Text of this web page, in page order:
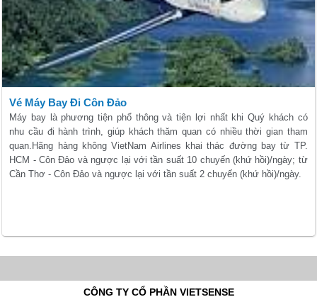
Vé Máy Bay Đi Côn Đảo
Máy bay là phương tiện phổ thông và tiện lợi nhất khi Quý khách có
nhu cầu đi hành trình, giúp khách thăm quan có nhiều thời gian tham
quan.Hãng hàng không VietNam Airlines khai thác đường bay từ TP.
HCM - Côn Đảo và ngược lại với tần suất 10 chuyến (khứ hồi)/ngày; từ
Cần Thơ - Côn Đảo và ngược lại với tần suất 2 chuyến (khứ hồi)/ngày.
CÔNG TY CỔ PHẦN VIETSENSE